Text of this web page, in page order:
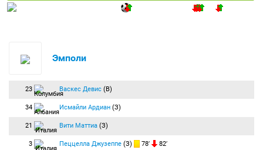
Эмполи
23 Васкес Девис (В)
34 Исмайли Ардиан (З)
21 Вити Маттиа (З)
3 Пеццелла Джузеппе (З) 78′ 82′